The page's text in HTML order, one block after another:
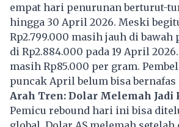
empat hari penurunan berturut-
hingga 30 April 2026. Meski
Rp2.799.000 masih jauh di
di Rp2.884.000 pada 19 April
masih Rp85.000 per gram.
puncak April belum bisa bernafas
Arah Tren: Dolar Melemah Jadi
Pemicu rebound hari ini bisa